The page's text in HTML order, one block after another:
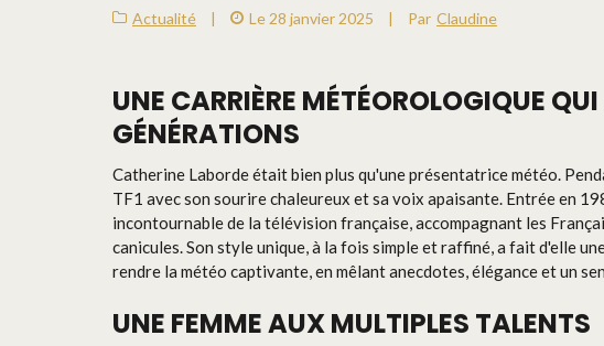
Actualité | Le 28 janvier 2025 | Par Claudine
UNE CARRIÈRE MÉTÉOROLOGIQUE
GÉNÉRATIONS
Catherine Laborde était bien plus qu'une présentatrice météo.
TF1 avec son sourire chaleureux et sa voix apaisante. Entrée en
incontournable de la télévision française, accompagnant les
canicules. Son style unique, à la fois simple et raffiné, a fait d'elle
rendre la météo captivante, en mêlant anecdotes, élégance et un
UNE FEMME AUX MULTIPLES TALENTS